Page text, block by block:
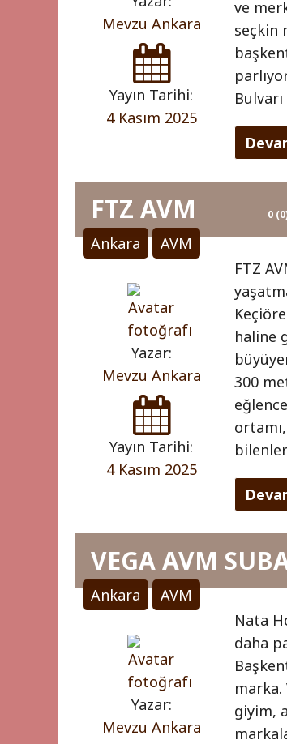
Mevzu Ankara
Yayın Tarihi:
4 Kasım 2025
ve
seçkin
0
(0)"
Ankara AVM
FTZ AVM 0
Yazar:
Mevzu Ankara
Yayın Tarihi:
4 Kasım 2025
FTZ
haline
300
0
(0) "
Ankara AVM
VEGA AVM
Yazar:
Mevzu Ankara
Nata
daha
marka.
giyim,